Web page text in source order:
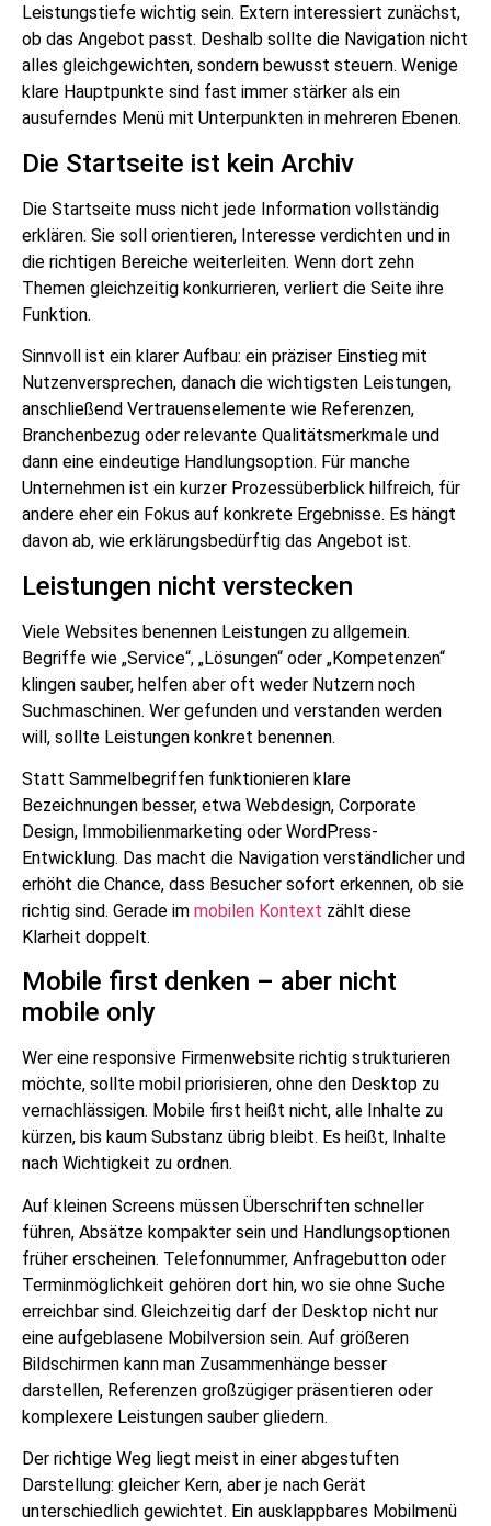
Leistungstiefe wichtig sein. Extern interessiert zunächst,
ob das Angebot passt. Deshalb sollte die Navigation nicht
alles gleichgewichten, sondern bewusst steuern. Wenige
klare Hauptpunkte sind fast immer stärker als ein
ausuferndes Menü mit Unterpunkten in mehreren Ebenen.
Die Startseite ist kein Archiv
Die Startseite muss nicht jede Information vollständig
erklären. Sie soll orientieren, Interesse verdichten und in
die richtigen Bereiche weiterleiten. Wenn dort zehn
Themen gleichzeitig konkurrieren, verliert die Seite ihre
Funktion.
Sinnvoll ist ein klarer Aufbau: ein präziser Einstieg mit
Nutzenversprechen, danach die wichtigsten Leistungen,
anschließend Vertrauenselemente wie Referenzen,
Branchenbezug oder relevante Qualitätsmerkmale und
dann eine eindeutige Handlungsoption. Für manche
Unternehmen ist ein kurzer Prozessüberblick hilfreich, für
andere eher ein Fokus auf konkrete Ergebnisse. Es hängt
davon ab, wie erklärungsbedürftig das Angebot ist.
Leistungen nicht verstecken
Viele Websites benennen Leistungen zu allgemein.
Begriffe wie „Service“, „Lösungen“ oder „Kompetenzen“
klingen sauber, helfen aber oft weder Nutzern noch
Suchmaschinen. Wer gefunden und verstanden werden
will, sollte Leistungen konkret benennen.
Statt Sammelbegriffen funktionieren klare
Bezeichnungen besser, etwa Webdesign, Corporate
Design, Immobilienmarketing oder WordPress-
Entwicklung. Das macht die Navigation verständlicher und
erhöht die Chance, dass Besucher sofort erkennen, ob sie
richtig sind. Gerade im mobilen Kontext zählt diese
Klarheit doppelt.
Mobile first denken – aber nicht
mobile only
Wer eine responsive Firmenwebsite richtig strukturieren
möchte, sollte mobil priorisieren, ohne den Desktop zu
vernachlässigen. Mobile first heißt nicht, alle Inhalte zu
kürzen, bis kaum Substanz übrig bleibt. Es heißt, Inhalte
nach Wichtigkeit zu ordnen.
Auf kleinen Screens müssen Überschriften schneller
führen, Absätze kompakter sein und Handlungsoptionen
früher erscheinen. Telefonnummer, Anfragebutton oder
Terminmöglichkeit gehören dort hin, wo sie ohne Suche
erreichbar sind. Gleichzeitig darf der Desktop nicht nur
eine aufgeblasene Mobilversion sein. Auf größeren
Bildschirmen kann man Zusammenhänge besser
darstellen, Referenzen großzügiger präsentieren oder
komplexere Leistungen sauber gliedern.
Der richtige Weg liegt meist in einer abgestuften
Darstellung: gleicher Kern, aber je nach Gerät
unterschiedlich gewichtet. Ein ausklappbares Mobilmenü